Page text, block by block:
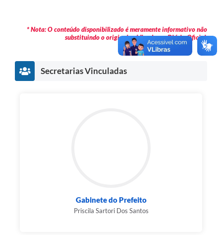
* Nota: O conteúdo disponibilizado é meramente informativo não
substituindo o original publicado em Diário Oficial.
Secretarias Vinculadas
Gabinete do Prefeito
Priscila Sartori Dos Santos